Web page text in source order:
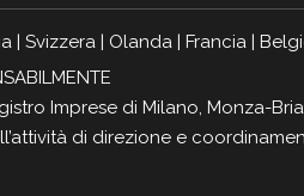
| Svizzera| Olanda| Francia|
Imprese di Milano, Monza-
di direzione e